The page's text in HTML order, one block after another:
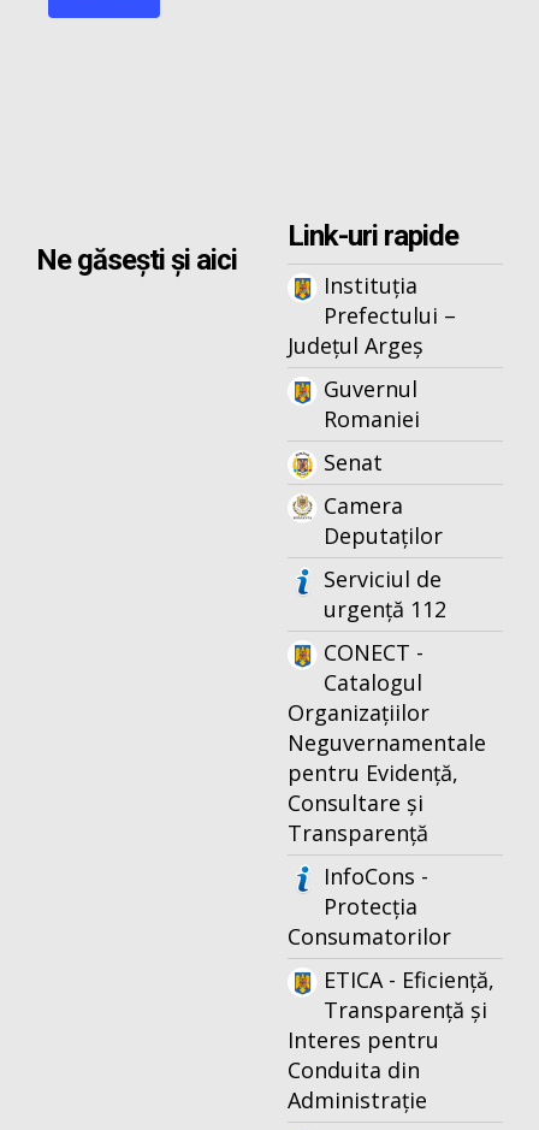
Ne găsești și aici
Link-uri rapide
Instituția
Prefectului –
Județul Argeș
Guvernul
Romaniei
Senat
Camera
Deputaților
Serviciul de
urgență 112
CONECT -
Catalogul
Organizațiilor
Neguvernamentale
pentru Evidență,
Consultare și
Transparență
InfoCons -
Protecția
Consumatorilor
ETICA - Eficiență,
Transparență și
Interes pentru
Conduita din
Administrație